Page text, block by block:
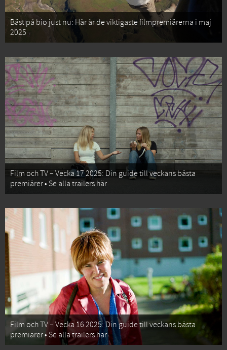
Bäst på bio just nu: Här är de viktigaste filmpremiärerna i maj
2025
Film och TV – Vecka 17 2025: Din guide till veckans bästa
premiärer • Se alla trailers här
Film och TV – Vecka 16 2025: Din guide till veckans bästa
premiärer • Se alla trailers här